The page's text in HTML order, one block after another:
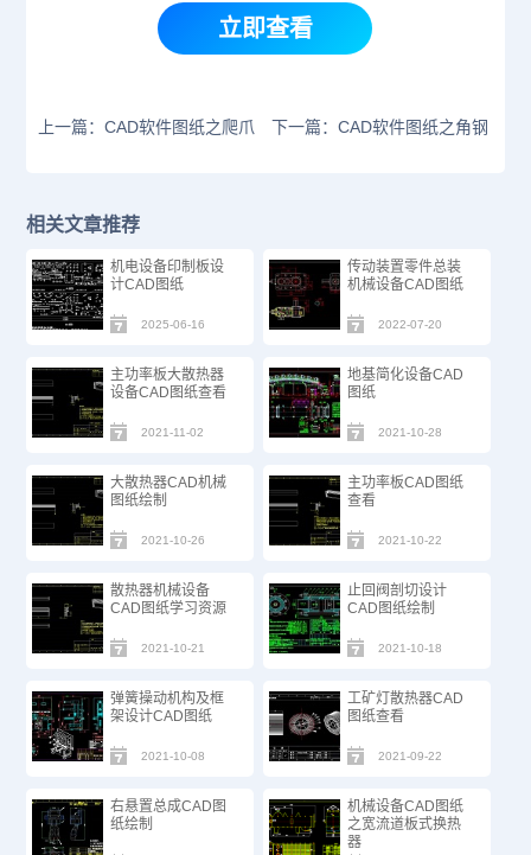
立即查看
上一篇：CAD软件图纸之爬爪 下一篇：CAD软件图纸之角钢
相关文章推荐
机电设备印制板设
计CAD图纸
2025-06-16
传动装置零件总装
机械设备CAD图纸
2022-07-20
主功率板大散热器
设备CAD图纸查看
2021-11-02
地基简化设备CAD
图纸
2021-10-28
大散热器CAD机械
图纸绘制
2021-10-26
主功率板CAD图纸
查看
2021-10-22
散热器机械设备
CAD图纸学习资源
2021-10-21
止回阀剖切设计
CAD图纸绘制
2021-10-18
弹簧操动机构及框
架设计CAD图纸
2021-10-08
工矿灯散热器CAD
图纸查看
2021-09-22
右悬置总成CAD图
纸绘制
机械设备CAD图纸
之宽流道板式换热
器